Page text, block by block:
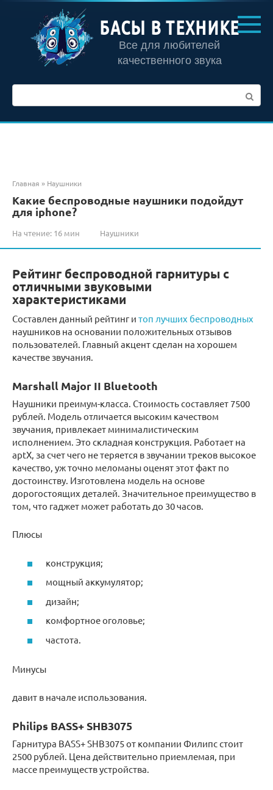
контенту
БАСЫ В ТЕХНИКЕ
Все для любителей
качественного звука
Главная » Наушники
Какие беспроводные наушники подойдут
для iphone?
На чтение: 16 мин Наушники
Рейтинг беспроводной гарнитуры с
отличными звуковыми
характеристиками
Составлен данный рейтинг и топ лучших беспроводных
наушников на основании положительных отзывов
пользователей. Главный акцент сделан на хорошем
качестве звучания.
Marshall Major II Bluetooth
Наушники преимум-класса. Стоимость составляет 7500
рублей. Модель отличается высоким качеством
звучания, привлекает минималистическим
исполнением. Это складная конструкция. Работает на
aptX, за счет чего не теряется в звучании треков высокое
качество, уж точно меломаны оценят этот факт по
достоинству. Изготовлена модель на основе
дорогостоящих деталей. Значительное преимущество в
том, что гаджет может работать до 30 часов.
Плюсы
конструкция;
мощный аккумулятор;
дизайн;
комфортное оголовье;
частота.
Минусы
давит в начале использования.
Philips BASS+ SHB3075
Гарнитура BASS+ SHB3075 от компании Филипс стоит
2500 рублей. Цена действительно приемлемая, при
массе преимуществ устройства.